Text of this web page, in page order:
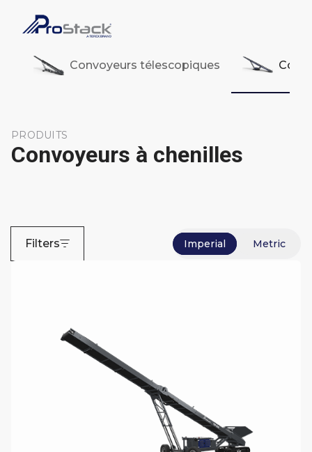
Convoyeurs télescopiques
PRODUITS
Convoyeurs à chenilles
Filters Imperial Metric